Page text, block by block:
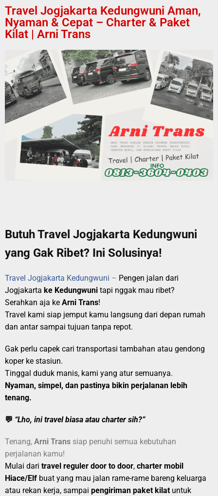
Travel Jogjakarta Kedungwuni Aman,
Nyaman & Cepat – Charter & Paket
Kilat | Arni Trans
Butuh Travel Jogjakarta Kedungwuni
yang Gak Ribet? Ini Solusinya!
Travel Jogjakarta Kedungwuni – Pengen jalan dari
Jogjakarta ke Kedungwuni tapi nggak mau ribet?
Serahkan aja ke Arni Trans!
Travel kami siap jemput kamu langsung dari depan rumah
dan antar sampai tujuan tanpa repot.
Gak perlu capek cari transportasi tambahan atau gendong
koper ke stasiun.
Tinggal duduk manis, kami yang atur semuanya.
Nyaman, simpel, dan pastinya bikin perjalanan lebih
tenang.
💬 “Lho, ini travel biasa atau charter sih?”
Tenang, Arni Trans siap penuhi semua kebutuhan
perjalanan kamu!
Mulai dari travel reguler door to door, charter mobil
Hiace/Elf buat yang mau jalan rame-rame bareng keluarga
atau rekan kerja, sampai pengiriman paket kilat untuk